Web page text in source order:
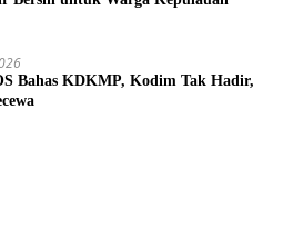
Bahas KDKMP, Kodim Tak Hadir,